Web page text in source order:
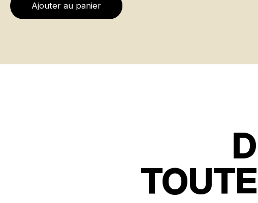
Ajouter au panier